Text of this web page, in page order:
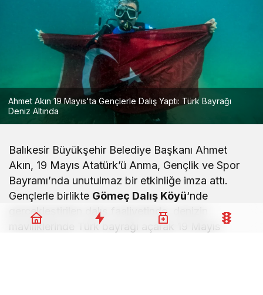
Ahmet Akın 19 Mayıs'ta Gençlerle Dalış Yaptı: Türk Bayrağı
Deniz Altında
Balıkesir Büyükşehir Belediye Başkanı Ahmet
Akın, 19 Mayıs Atatürk’ü Anma, Gençlik ve Spor
Bayramı’nda unutulmaz bir etkinliğe imza attı.
Gençlerle birlikte Gömeç Dalış Köyü‘nde
gerçekleştirilen dalış faaliyetinde, denizin
maviliklerinde Türk bayrağı açarak 19 Mayıs